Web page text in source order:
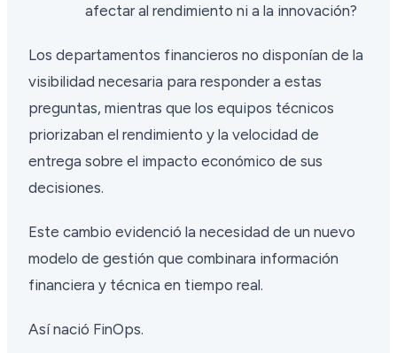
afectar al rendimiento ni a la innovación?
Los departamentos financieros no disponían de la
visibilidad necesaria para responder a estas
preguntas, mientras que los equipos técnicos
priorizaban el rendimiento y la velocidad de
entrega sobre el impacto económico de sus
decisiones.
Este cambio evidenció la necesidad de un nuevo
modelo de gestión que combinara información
financiera y técnica en tiempo real.
Así nació FinOps.